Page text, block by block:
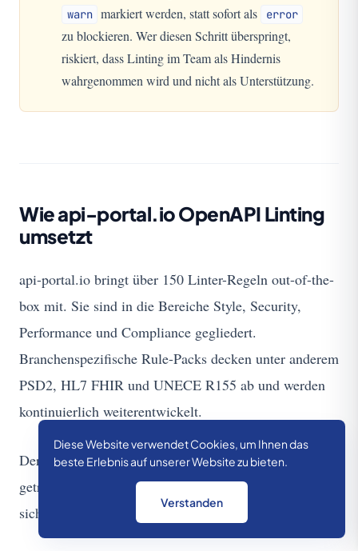
Diese Website verwendet Cookies, um Ihnen das
beste Erlebnis auf unserer Website zu bieten.
Verstanden
warn markiert werden, statt sofort als error
zu blockieren. Wer diesen Schritt überspringt,
riskiert, dass Linting im Team als Hindernis
wahrgenommen wird und nicht als Unterstützung.
Wie api-portal.io OpenAPI Linting
umsetzt
api-portal.io bringt über 150 Linter-Regeln out-of-the-
box mit. Sie sind in die Bereiche Style, Security,
Performance und Compliance gegliedert.
Branchenspezifische Rule-Packs decken unter anderem
PSD2, HL7 FHIR und UNECE R155 ab und werden
kontinuierlich weiterentwickelt.
Der Quality Score wird pro Spec inklusive Verlauf
getrackt. Teams können dadurch nachvollziehen, wie
sich ihre Spec-Qualität über die Zeit entwickelt.